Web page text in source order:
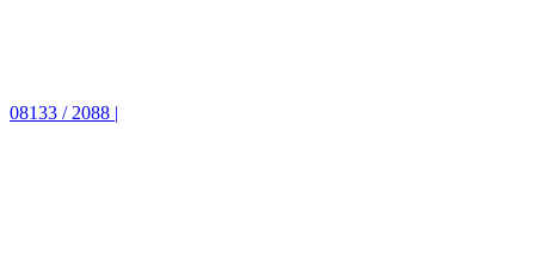
08133 / 2088 |